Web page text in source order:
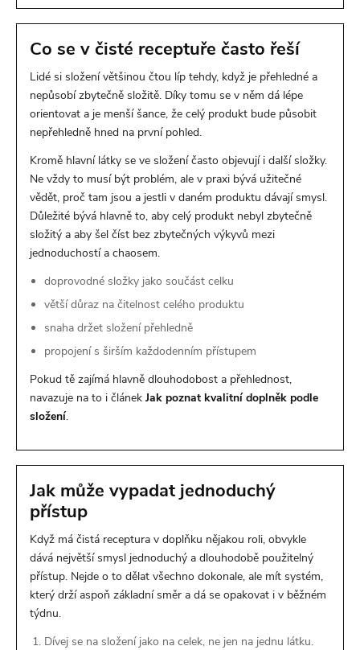
Co se v čisté receptuře často řeší
Lidé si složení většinou čtou líp tehdy, když je přehledné a
nepůsobí zbytečně složitě. Díky tomu se v něm dá lépe
orientovat a je menší šance, že celý produkt bude působit
nepřehledně hned na první pohled.
Kromě hlavní látky se ve složení často objevují i další složky.
Ne vždy to musí být problém, ale v praxi bývá užitečné
vědět, proč tam jsou a jestli v daném produktu dávají smysl.
Důležité bývá hlavně to, aby celý produkt nebyl zbytečně
složitý a aby šel číst bez zbytečných výkyvů mezi
jednoduchostí a chaosem.
doprovodné složky jako součást celku
větší důraz na čitelnost celého produktu
snaha držet složení přehledně
propojení s širším každodenním přístupem
Pokud tě zajímá hlavně dlouhodobost a přehlednost,
navazuje na to i článek Jak poznat kvalitní doplněk podle
složení.
Jak může vypadat jednoduchý
přístup
Když má čistá receptura v doplňku nějakou roli, obvykle
dává největší smysl jednoduchý a dlouhodobě použitelný
přístup. Nejde o to dělat všechno dokonale, ale mít systém,
který drží aspoň základní směr a dá se opakovat i v běžném
týdnu.
Dívej se na složení jako na celek, ne jen na jednu látku.